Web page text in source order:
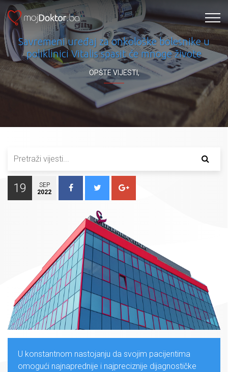
Savremeni uređaj za onkološke bolesnike u
poliklinici Vitalis spasit će mnoge živote
OPŠTE VIJESTI,
19
SEP
2022
U konstantnom nastojanju da svojim pacijentima
omogući najnaprednije i najpreciznije dijagnostičke